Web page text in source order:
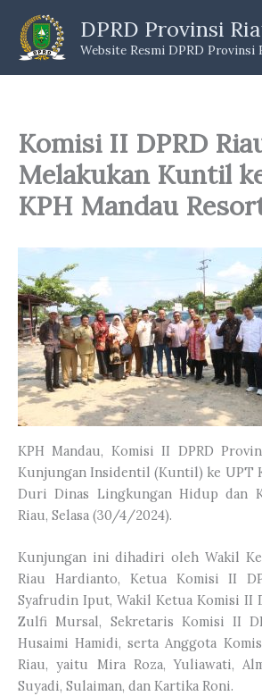
content
DPRD Provinsi
Website Resmi DPRD Provinsi
Komisi II DPRD
Melakukan Kuntil
KPH Mandau
KPH Mandau, Komisi II DPRD
Kunjungan Insidentil (Kuntil) ke UPT
Duri Dinas Lingkungan Hidup dan
Riau, Selasa (30/4/2024).
Kunjungan ini dihadiri oleh Wakil
Riau Hardianto, Ketua Komisi II
Syafrudin Iput, Wakil Ketua Komisi II
Zulfi Mursal, Sekretaris Komisi II
Husaimi Hamidi, serta Anggota
Riau, yaitu Mira Roza, Yuliawati,
Suyadi, Sulaiman, dan Kartika Roni.